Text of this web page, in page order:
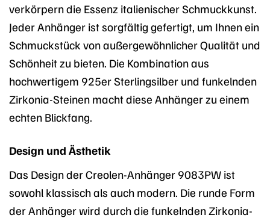
verkörpern die Essenz italienischer Schmuckkunst.
Jeder Anhänger ist sorgfältig gefertigt, um Ihnen ein
Schmuckstück von außergewöhnlicher Qualität und
Schönheit zu bieten. Die Kombination aus
hochwertigem 925er Sterlingsilber und funkelnden
Zirkonia-Steinen macht diese Anhänger zu einem
echten Blickfang.
Design und Ästhetik
Das Design der Creolen-Anhänger 9083PW ist
sowohl klassisch als auch modern. Die runde Form
der Anhänger wird durch die funkelnden Zirkonia-